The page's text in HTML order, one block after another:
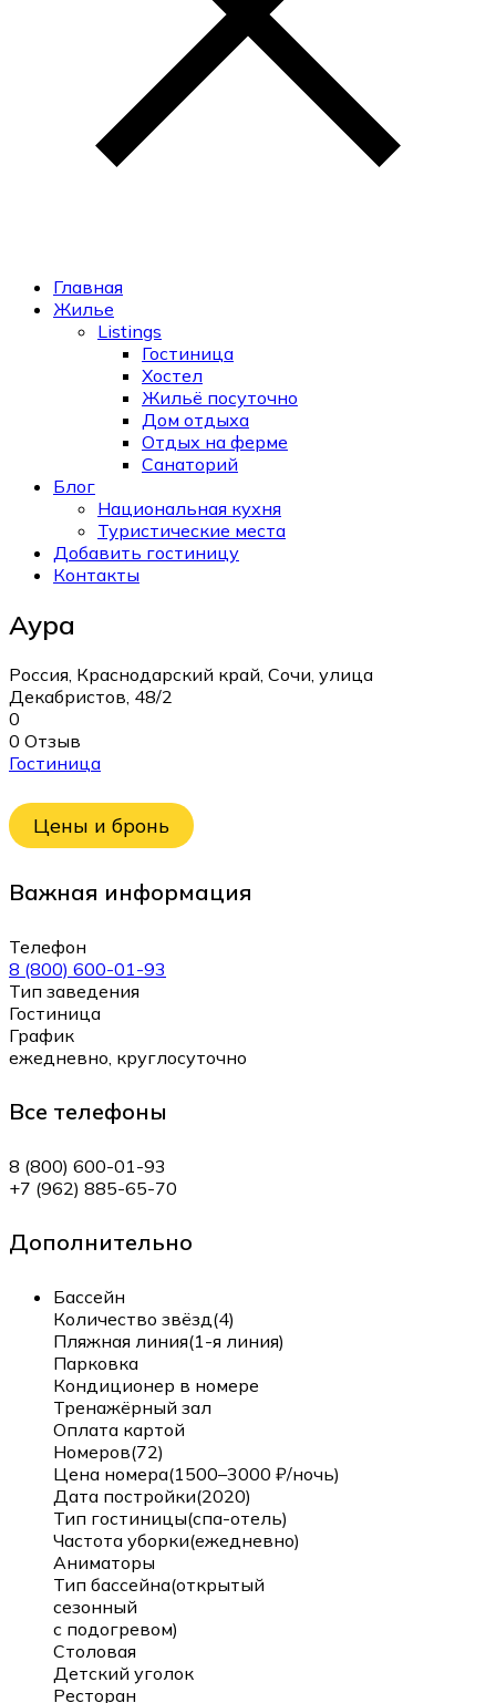
Главная
Жилье
Listings
Гостиница
Хостел
Жильё посуточно
Дом отдыха
Отдых на ферме
Санаторий
Блог
Национальная кухня
Туристические места
Добавить гостиницу
Контакты
Аура
Россия, Краснодарский край, Сочи, улица
Декабристов, 48/2
0
0 Отзыв
Гостиница
Цены и бронь
Важная информация
Телефон
8 (800) 600-01-93
Тип заведения
Гостиница
График
ежедневно, круглосуточно
Все телефоны
8 (800) 600-01-93
+7 (962) 885-65-70
Дополнительно
Бассейн
Количество звёзд(4)
Пляжная линия(1-я линия)
Парковка
Кондиционер в номере
Тренажёрный зал
Оплата картой
Номеров(72)
Цена номера(1500–3000 ₽/ночь)
Дата постройки(2020)
Тип гостиницы(спа-отель)
Частота уборки(ежедневно)
Аниматоры
Тип бассейна(открытый
сезонный
с подогревом)
Столовая
Детский уголок
Ресторан